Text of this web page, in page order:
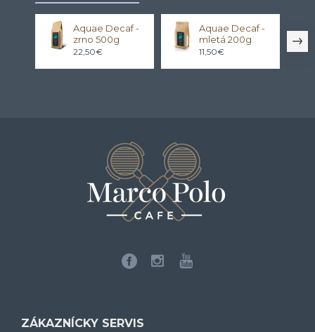
Aquae Decaf -
zrno 500g
22,50€
Aquae Decaf -
mletá 200g
11,50€
ZÁKAZNÍCKY SERVIS